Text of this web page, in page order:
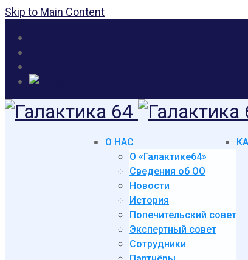
Skip to Main Content
О НАС
О «Галактике64»
Сведения об ОО
Новости
История
Попечительский совет
Экспертный совет
Сотрудники